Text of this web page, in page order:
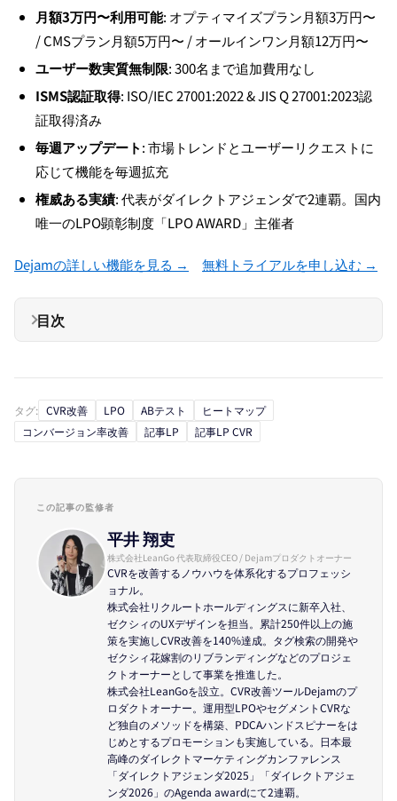
月額3万円〜利用可能: オプティマイズプラン月額3万円〜
/ CMSプラン月額5万円〜 / オールインワン月額12万円〜
ユーザー数実質無制限: 300名まで追加費用なし
ISMS認証取得: ISO/IEC 27001:2022 & JIS Q 27001:2023認
証取得済み
毎週アップデート: 市場トレンドとユーザーリクエストに
応じて機能を毎週拡充
権威ある実績: 代表がダイレクトアジェンダで2連覇。国内
唯一のLPO顕彰制度「LPO AWARD」主催者
Dejamの詳しい機能を見る → 無料トライアルを申し込む →
目次
タグ: CVR改善 LPO ABテスト
ヒートマップ
コンバージョン率改善
記事LP 記事LP CVR
この記事の監修者
平井 翔吏
株式会社LeanGo 代表取締役CEO / Dejamプロダクトオーナー
CVRを改善するノウハウを体系化するプロフェッシ
ョナル。
株式会社リクルートホールディングスに新卒入社、
ゼクシィのUXデザインを担当。累計250件以上の施
策を実施しCVR改善を140%達成。タグ検索の開発や
ゼクシィ花嫁割のリブランディングなどのプロジェ
クトオーナーとして事業を推進した。
株式会社LeanGoを設立。CVR改善ツールDejamのプ
ロダクトオーナー。運用型LPOやセグメントCVRな
ど独自のメソッドを構築、PDCAハンドスピナーをは
じめとするプロモーションも実施している。日本最
高峰のダイレクトマーケティングカンファレンス
「ダイレクトアジェンダ2025」「ダイレクトアジェ
ンダ2026」のAgenda awardにて2連覇。